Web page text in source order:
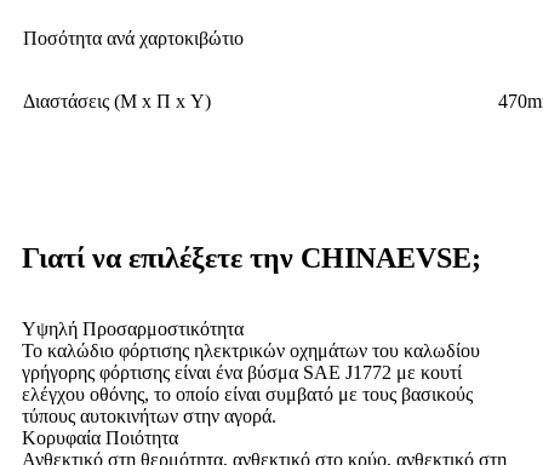
Ποσότητα ανά χαρτοκιβώτιο
Διαστάσεις (Μ x Π x Υ)
Γιατί να επιλέξετε την CHINAEVSE;
Υψηλή Προσαρμοστικότητα
Το καλώδιο φόρτισης ηλεκτρικών οχημάτων του καλωδίου
γρήγορης φόρτισης είναι ένα βύσμα SAE J1772 με κουτί
ελέγχου οθόνης, το οποίο είναι συμβατό με τους βασικούς
τύπους αυτοκινήτων στην αγορά.
Κορυφαία Ποιότητα
Ανθεκτικό στη θερμότητα, ανθεκτικό στο κρύο, ανθεκτικό στη